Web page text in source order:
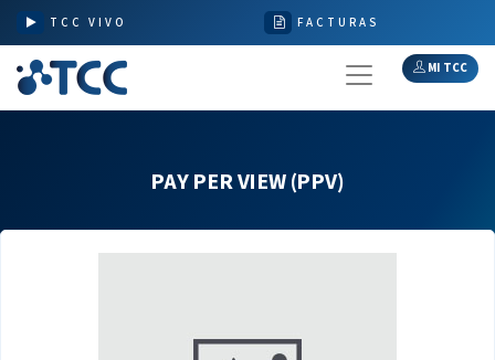
TCC VIVO FACTURAS
MI TCC
PAY PER VIEW (PPV)